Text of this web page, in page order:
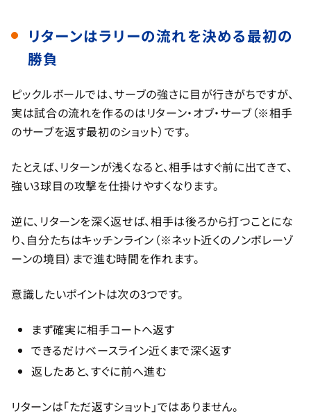
リターンはラリーの流れを決める最初の
勝負
ピックルボールでは、サーブの強さに目が行きがちですが、
実は試合の流れを作るのはリターン・オブ・サーブ（※相手
のサーブを返す最初のショット）です。
たとえば、リターンが浅くなると、相手はすぐ前に出てきて、
強い3球目の攻撃を仕掛けやすくなります。
逆に、リターンを深く返せば、相手は後ろから打つことにな
り、自分たちはキッチンライン（※ネット近くのノンボレーゾ
ーンの境目）まで進む時間を作れます。
意識したいポイントは次の3つです。
まず確実に相手コートへ返す
できるだけベースライン近くまで深く返す
返したあと、すぐに前へ進む
リターンは「ただ返すショット」ではありません。